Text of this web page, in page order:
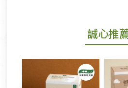
若您購買的商品有下列「不適用
形者，除商品瑕疵以外，恕不接
依消保法之規定提供該商品七
日)的服務，原則上若商品未經
瑕疵)，一般皆可申請退換貨。
誠心推